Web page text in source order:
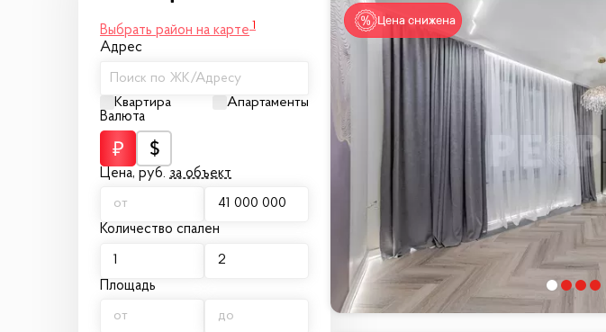
Выбрать район на карте 1
Адрес
Поиск по ЖК/Адресу
Квартира
Апартаменты
Валюта
Цена, руб. за объект
Количество спален
Площадь
Цена снижена